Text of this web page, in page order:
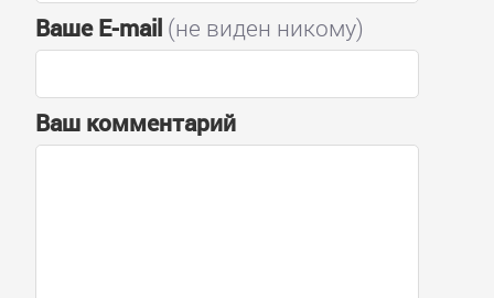
Ваше E-mail(не виден никому)
Ваш комментарий